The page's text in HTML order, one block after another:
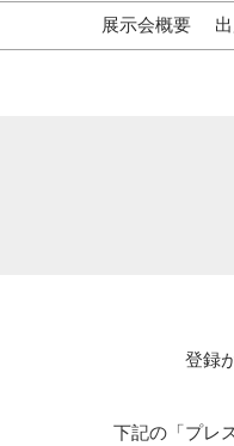
展示会概要
登録
下記の「プレ